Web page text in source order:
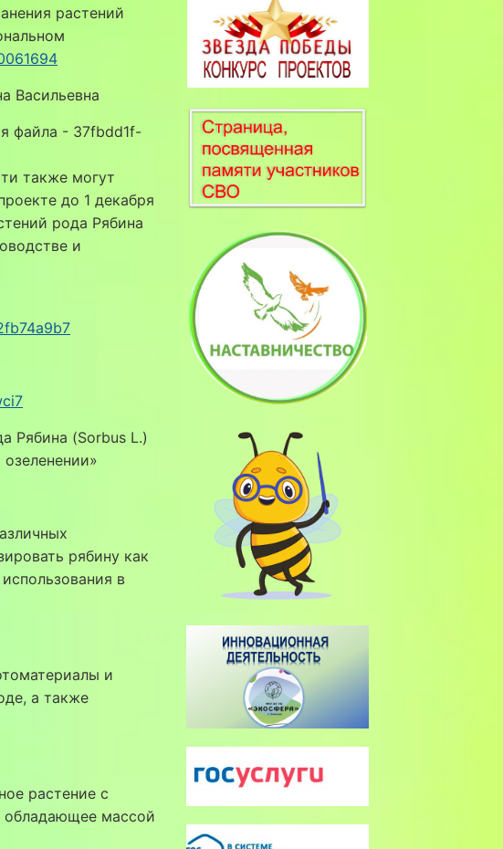
растений
Васильевна
также могут
до 1 декабря
рода Рябина
и
Рябина (Sorbus L.)
рябину как
в
и
а также
растение с
обладающее массой